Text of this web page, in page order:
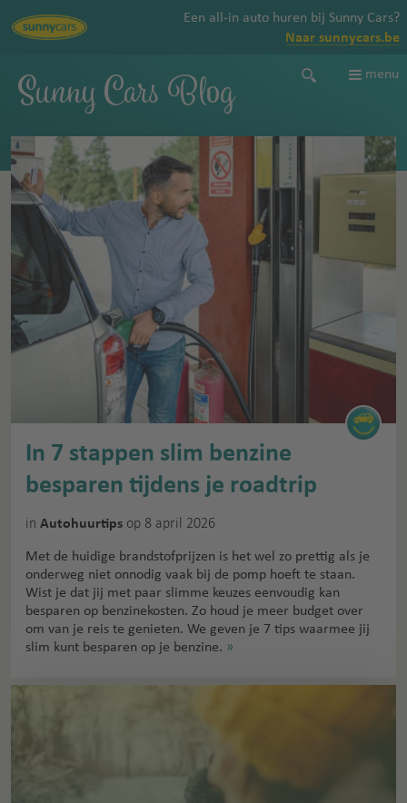
Een all-in auto huren bij Sunny Cars?
Naar sunnycars.be
Sunny Cars Blog menu
In 7 stappen slim benzine
besparen tijdens je roadtrip
in Autohuurtips op 8 april 2026
Met de huidige brandstofprijzen is het wel zo prettig als je
onderweg niet onnodig vaak bij de pomp hoeft te staan.
Wist je dat jij met paar slimme keuzes eenvoudig kan
besparen op benzinekosten. Zo houd je meer budget over
om van je reis te genieten. We geven je 7 tips waarmee jij
slim kunt besparen op je benzine. »